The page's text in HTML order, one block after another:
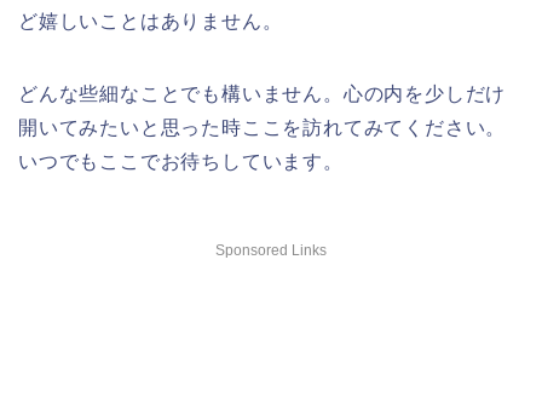
ど嬉しいことはありません。
どんな些細なことでも構いません。心の内を少しだけ
開いてみたいと思った時ここを訪れてみてください。
いつでもここでお待ちしています。
Sponsored Links